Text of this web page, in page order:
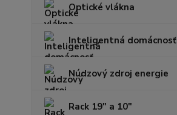
Optické vlákna
Inteligentná domácnosť
Núdzový zdroj energie
Rack 19" a 10"